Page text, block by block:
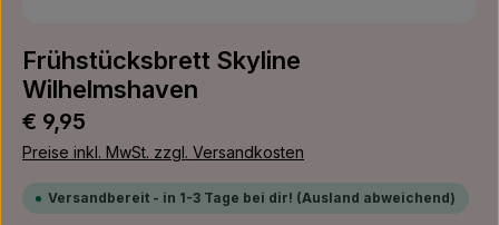
Frühstücksbrett Skyline
Wilhelmshaven
Regulärer Preis:
€ 9,95
Preise inkl. MwSt. zzgl. Versandkosten
Versandbereit - in 1-3 Tage bei dir! (Ausland abweichend)